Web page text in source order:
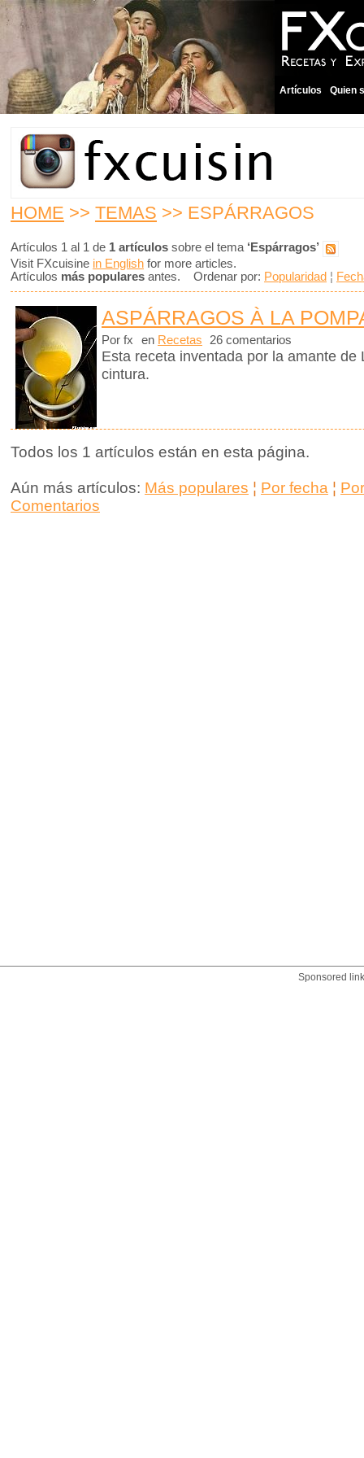
Artículos Quien
HOME >> TEMAS >> ESPÁRRAGOS
Artículos 1 al 1 de 1 artículos sobre el tema ‘Espárragos’
Visit FXcuisine in English for more articles.
Artículos más populares antes. Ordenar por: Popularidad ¦
ASPÁRRAGOS À LA
Por fx en Recetas 26 comentarios
Esta receta inventada por la amante de
cintura.
Todos los 1 artículos están en esta página.
Aún más artículos: Más populares ¦ Por fecha ¦
Comentarios
Sponsored